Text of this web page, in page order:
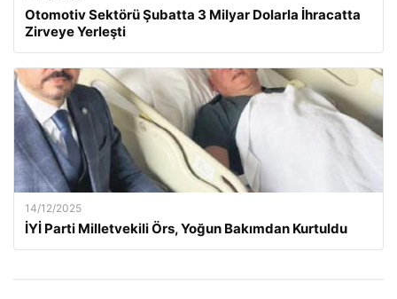
Otomotiv Sektörü Şubatta 3 Milyar Dolarla İhracatta
Zirveye Yerleşti
14/12/2025
İYİ Parti Milletvekili Örs, Yoğun Bakımdan Kurtuldu